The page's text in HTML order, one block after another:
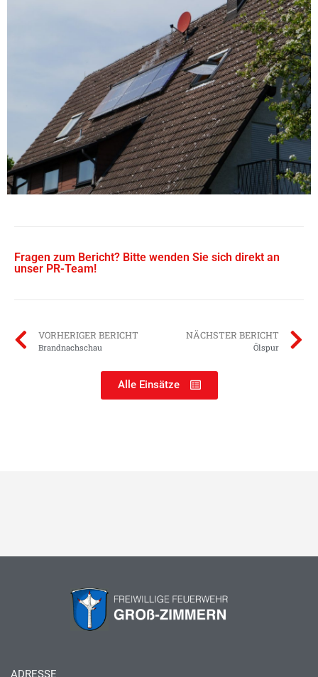
Fragen zum Bericht? Bitte wenden Sie sich direkt an
unser PR-Team!
VORHERIGER BERICHT
Brandnachschau
NÄCHSTER BERICHT
Ölspur
Alle Einsätze
ADRESSE